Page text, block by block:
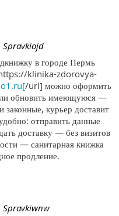
Spravkiojd
в городе Пермь
klinika-zdorovya-
/url] можно оформить
обновить имеющуюся —
курьер доставит
отправить данные
доставку — без визитов
— санитарная книжка
продление.
Spravkiwnw